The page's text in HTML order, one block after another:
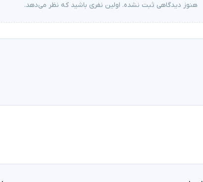
هنوز دیدگاهی ثبت نشده. اولین نفری باشید که نظر می‌دهد.